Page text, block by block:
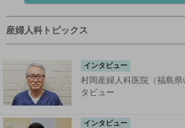
産婦人科トピックス
インタビュー
村岡産婦人科医院（福島
タビュー
インタビュー